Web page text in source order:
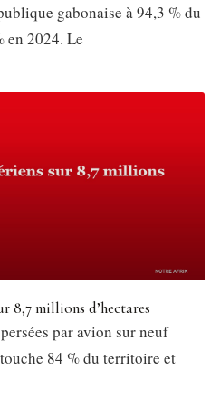
gabonaise à 94,3 % du
en 2024. Le
8,7 millions d’hectares
par avion sur neuf
84 % du territoire et